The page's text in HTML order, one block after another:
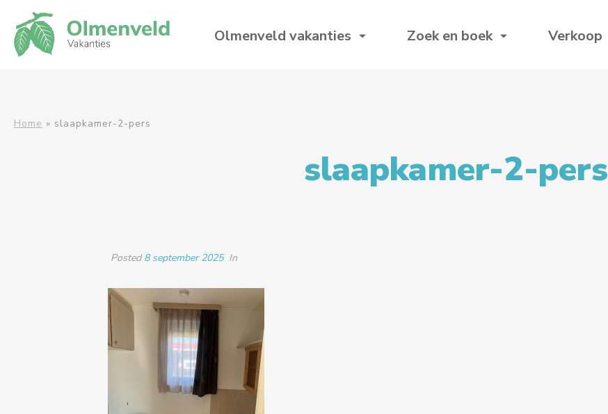
Olmenveld vakanties Zoek en boek Verkoop
Home » slaapkamer-2-pers
slaapkamer-2-pers
Posted8 september 2025 In